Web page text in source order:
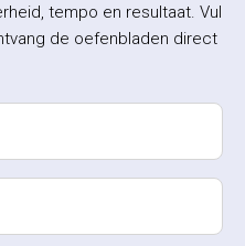
tempo en resultaat. Vul
de oefenbladen direct